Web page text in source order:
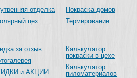
отделка
цех
Покраска домов
Термирование
за отзыв
и АКЦИИ
Калькулятор
покраски в цехе
Калькулятор
пиломатериалов